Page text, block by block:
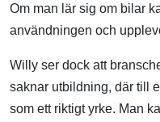
Om man lär sig om bilar
användningen och
Willy ser dock att
saknar utbildning, där till
som ett riktigt yrke. Man